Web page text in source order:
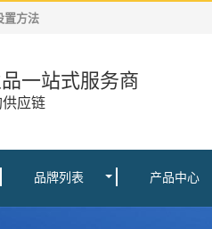
置方法
一站式服务商
应链
品牌列表 产品中心